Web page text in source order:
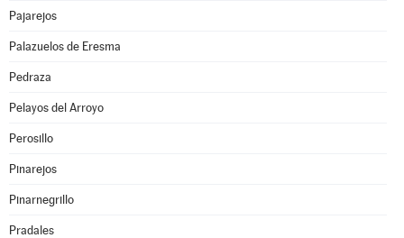
Pajarejos
Palazuelos de Eresma
Pedraza
Pelayos del Arroyo
Perosillo
Pinarejos
Pinarnegrillo
Pradales